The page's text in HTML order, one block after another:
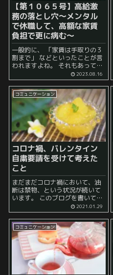
【第１０６５号】高給激
務の落とし穴～メンタル
で休職して、高額な家賃
負担で更に病む～
一般的に、 「家賃は手取りの３
割まで」 などといったことが言
われますよね。 それもあって
か、ある程度高い年収をもらえ
る職場に行った人の中には、
「年収１０００万円以上あるか
ら家賃は２０万円！」 などとい
ったこ...
2023.08.16
コミュニケーション
コロナ禍、バレンタイン
自粛要請を受けて考えた
こと
まだまだコロナ禍において、油
断は禁物、という状況が続いて
います。 このブログを書いてい
る際には、未だ都心では緊急事
態宣言によって、飲食店を中心
に自粛しているようです。 とは
いえ、働いている身からする
と、2020年4月の際の緊急...
2021.01.29
コミュニケーション